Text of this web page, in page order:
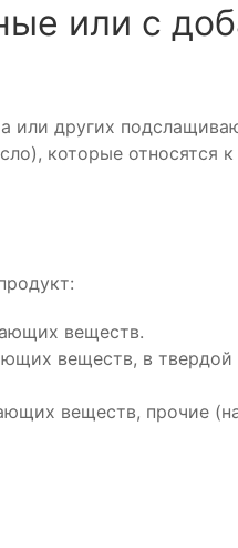
или с
или других
которые относятся к
веществ.
веществ, в
веществ, прочие